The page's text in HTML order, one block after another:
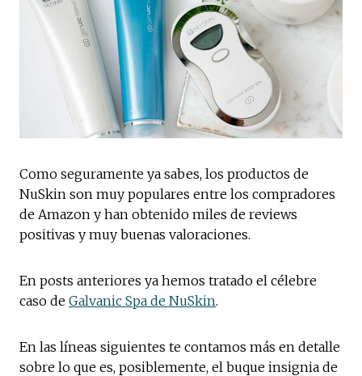
Como seguramente ya sabes, los productos de
NuSkin son muy populares entre los compradores
de Amazon y han obtenido miles de reviews
positivas y muy buenas valoraciones.
En posts anteriores ya hemos tratado el célebre
caso de Galvanic Spa de NuSkin.
En las líneas siguientes te contamos más en detalle
sobre lo que es, posiblemente, el buque insignia de